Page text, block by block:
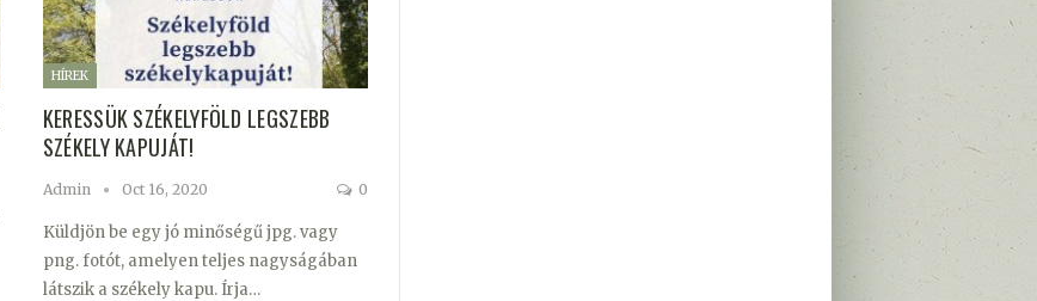
HÍREK
KERESSÜK SZÉKELYFÖLD LEGSZEBB
SZÉKELY KAPUJÁT!
Admin Oct 16, 2020 0
Küldjön be egy jó minőségű jpg. vagy
png. fotót, amelyen teljes nagyságában
látszik a székely kapu. Írja…